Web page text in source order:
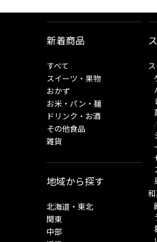
新着商品
すべて
スイーツ・果物
おかず
お米・パン・麺
ドリンク・お酒
その他食品
雑貨
地域から探す
北海道・東北
関東
中部
/